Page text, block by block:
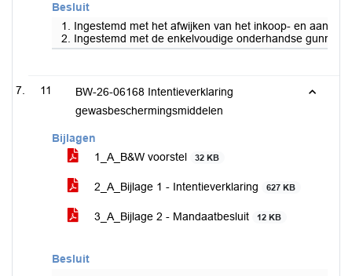
Besluit
1. Ingestemd met het afwijken van het inkoop- en
2. Ingestemd met de enkelvoudige onderhandse
11
BW-26-06168 Intentieverklaring
gewasbeschermingsmiddelen
Bijlagen
1_A_B&W voorstel
32 KB
2_A_Bijlage 1 - Intentieverklaring 627 KB
3_A_Bijlage 2 - Mandaatbesluit 12 KB
Besluit